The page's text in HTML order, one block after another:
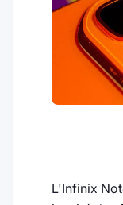
L'Infinix